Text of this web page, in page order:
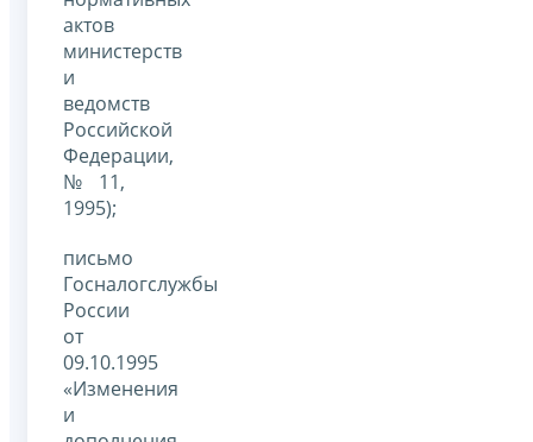
актов
министерств
и
ведомств
Российской
Федерации,
№ 11,
1995);
письмо
Госналогслужбы
России
от
09.10.1995
«Изменения
и